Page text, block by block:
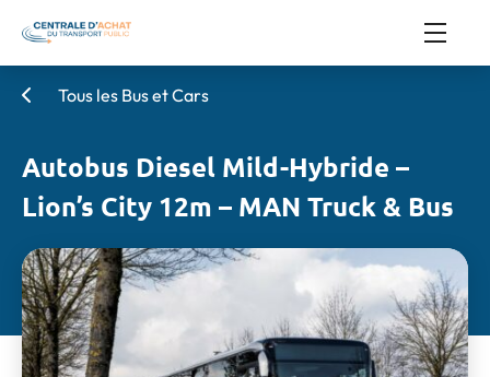
Tous les Bus et Cars
Autobus Diesel Mild-Hybride –
Lion’s City 12m – MAN Truck & Bus